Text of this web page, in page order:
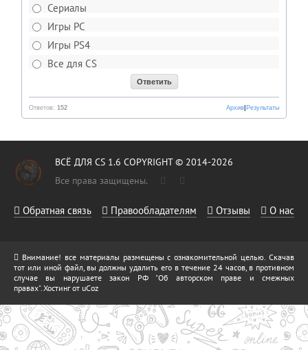
Сериалы
Игры PC
Игры PS4
Все для CS
Ответов: 152 Результаты
Архив
ВСЁ ДЛЯ CS 1.6 COPYRIGHT © 2014-2026
Все права защищены.
Обратная связь Правообладателям Отзывы О нас
Внимание! все материалы размещены с ознакомительной целью. Скачав
тот или иной файл, вы должны удалить его в течение 24 часов, в противном
случае вы нарушаете закон РФ "Об авторском праве и смежных
правах".Хостинг от uCoz